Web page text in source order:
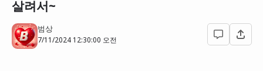
살려서~
범상
7/11/2024 12:30:00 오전